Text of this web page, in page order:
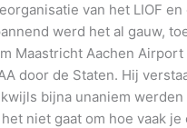
van het LIOF
werd het al gauw,
Maastricht Aachen
door de Staten. Hij
bijna unaniem werden
niet gaat om hoe vaak